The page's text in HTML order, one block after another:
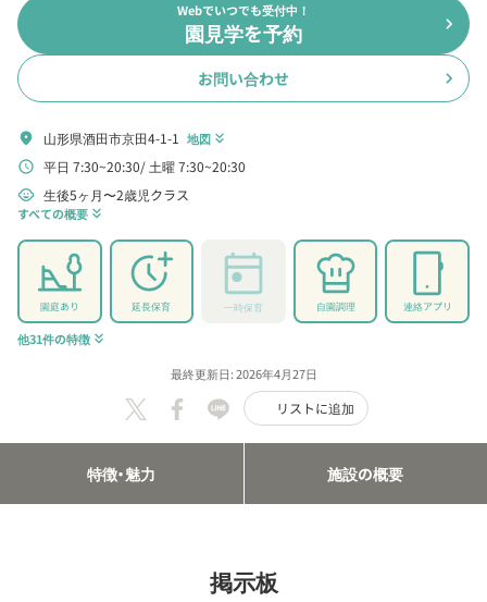
Webでいつでも受付中！
園見学を予約 chevron_right
お問い合わせ chevron_right
location_on 山形県酒田市京田4-1-1 地図 keyboard_double_arrow_down
schedule 平日 7:30~20:30 土曜 7:30~20:30
child_care 生後5ヶ月〜2歳児クラス
すべての概要 keyboard_double_arrow_down
園庭あり 延長保育 一時保育 自園調理 連絡アプリ
他31件の特徴 keyboard_double_arrow_down
最終更新日: 2026年4月27日
リストに追加
特徴・魅力 施設の概要
掲示板